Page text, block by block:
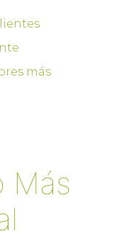
más
Más